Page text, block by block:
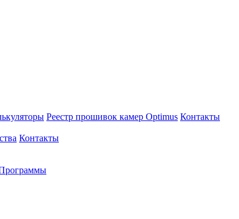
Реестр прошивок камер Optimus Контакты
Контакты